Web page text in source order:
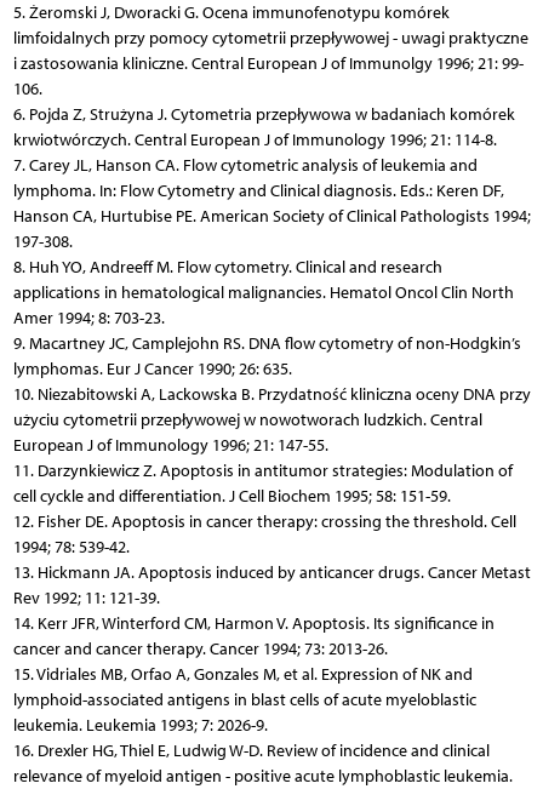
5. Żeromski J, Dworacki G. Ocena immunofenotypu komórek
limfoidalnych przy pomocy cytometrii przepływowej - uwagi praktyczne
i zastosowania kliniczne. Central European J of Immunolgy 1996; 21: 99-
106.
6. Pojda Z, Strużyna J. Cytometria przepływowa w badaniach komórek
krwiotwórczych. Central European J of Immunology 1996; 21: 114-8.
7. Carey JL, Hanson CA. Flow cytometric analysis of leukemia and
lymphoma. In: Flow Cytometry and Clinical diagnosis. Eds.: Keren DF,
Hanson CA, Hurtubise PE. American Society of Clinical Pathologists 1994;
197-308.
8. Huh YO, Andreeff M. Flow cytometry. Clinical and research
applications in hematological malignancies. Hematol Oncol Clin North
Amer 1994; 8: 703-23.
9. Macartney JC, Camplejohn RS. DNA flow cytometry of non-Hodgkin’s
lymphomas. Eur J Cancer 1990; 26: 635.
10. Niezabitowski A, Lackowska B. Przydatność kliniczna oceny DNA przy
użyciu cytometrii przepływowej w nowotworach ludzkich. Central
European J of Immunology 1996; 21: 147-55.
11. Darzynkiewicz Z. Apoptosis in antitumor strategies: Modulation of
cell cyckle and differentiation. J Cell Biochem 1995; 58: 151-59.
12. Fisher DE. Apoptosis in cancer therapy: crossing the threshold. Cell
1994; 78: 539-42.
13. Hickmann JA. Apoptosis induced by anticancer drugs. Cancer Metast
Rev 1992; 11: 121-39.
14. Kerr JFR, Winterford CM, Harmon V. Apoptosis. Its significance in
cancer and cancer therapy. Cancer 1994; 73: 2013-26.
15. Vidriales MB, Orfao A, Gonzales M, et al. Expression of NK and
lymphoid-associated antigens in blast cells of acute myeloblastic
leukemia. Leukemia 1993; 7: 2026-9.
16. Drexler HG, Thiel E, Ludwig W-D. Review of incidence and clinical
relevance of myeloid antigen - positive acute lymphoblastic leukemia.